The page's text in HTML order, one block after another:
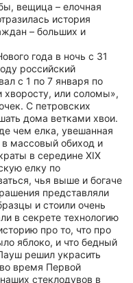
вещица – елочная
история
– больших и
года в ночь с 31
российский
с 1 по 7 января по
хворосту, или соломы»,
С петровских
дома ветками хвои.
чем елка, увешанная
массовый обиход и
в середине XIX
елку по
чья выше и богаче
представляли
и стоили очень
в секрете технологию
про то, что про
яблоко, и что бедный
решил украсить
время Первой
стеклодувов в